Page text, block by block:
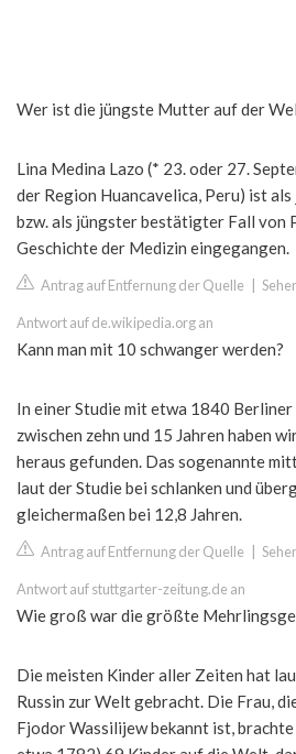
Wer ist die jüngste Mutter auf der
Lina Medina Lazo (* 23. oder 27.
der Region Huancavelica, Peru) ist
bzw. als jüngster bestätigter Fall von
Geschichte der Medizin eingegangen.
Antrag auf Entfernung der Quelle
Antwort auf de.wikipedia.org an
Kann man mit 10 schwanger werden?
In einer Studie mit etwa 1840
zwischen zehn und 15 Jahren haben
heraus gefunden. Das sogenannte
laut der Studie bei schlanken und
gleichermaßen bei 12,8 Jahren.
Antrag auf Entfernung der Quelle
Antwort auf stuttgarter-zeitung.de an
Wie groß war die größte
Die meisten Kinder aller Zeiten hat
Russin zur Welt gebracht. Die Frau,
Fjodor Wassilijew bekannt ist,